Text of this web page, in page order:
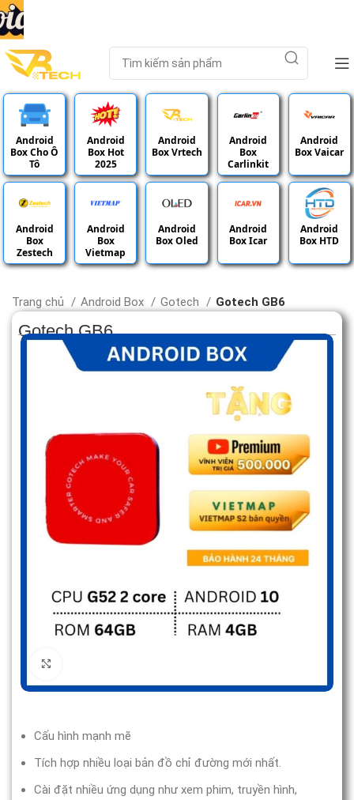
Android
Box Cho Ô
Tô
Android
Box Hot
2025
Android
Box Vrtech
Android
Box
Carlinkit
Android
Box Vaicar
Android
Box
Zestech
Android
Box
Vietmap
Android
Box Oled
Android
Box Icar
Android
Box HTD
Trang chủ Android Box Gotech Gotech GB6
Gotech GB6
Cấu hình mạnh mẽ
Tích hợp nhiều loại bản đồ chỉ đường mới nhất.
Cài đặt nhiều ứng dụng như xem phim, truyền hình,